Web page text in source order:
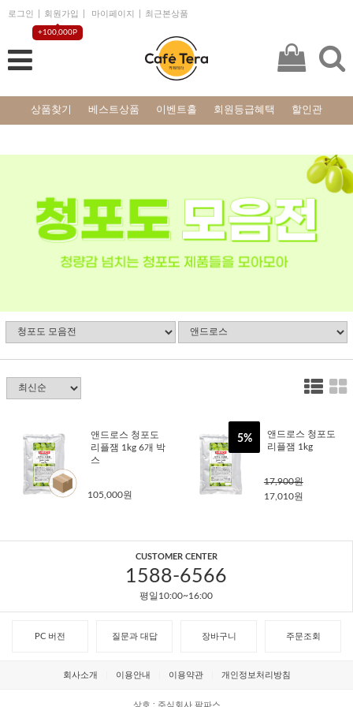
로그인 회원가입
+100,000P
마이페이지 최근본상품
상품찾기 베스트상품 이벤트홀 회원등급혜택 할인관
앤드로스 청포도
리플잼 1kg 6개 박
스
105,000원
5%
앤드로스 청포도
리플잼 1kg
17,900원
17,010원
CUSTOMER CENTER
1588-6566
평일10:00~16:00
PC 버전 질문과 대답 장바구니 주문조회
회사소개 이용안내 이용약관 개인정보처리방침
상호 주식회사 팜파스